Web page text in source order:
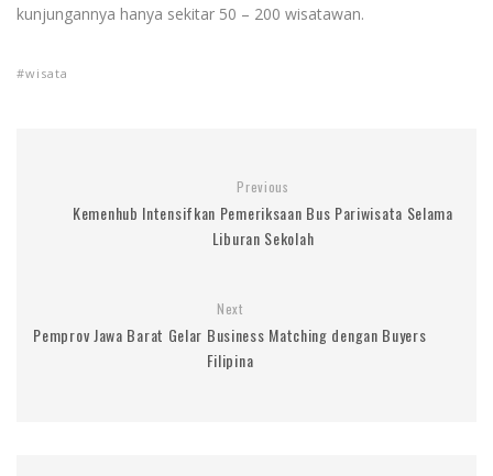
kunjungannya hanya sekitar 50 – 200 wisatawan.
wisata
Previous
Kemenhub Intensifkan Pemeriksaan Bus Pariwisata Selama
Liburan Sekolah
Next
Pemprov Jawa Barat Gelar Business Matching dengan Buyers
Filipina